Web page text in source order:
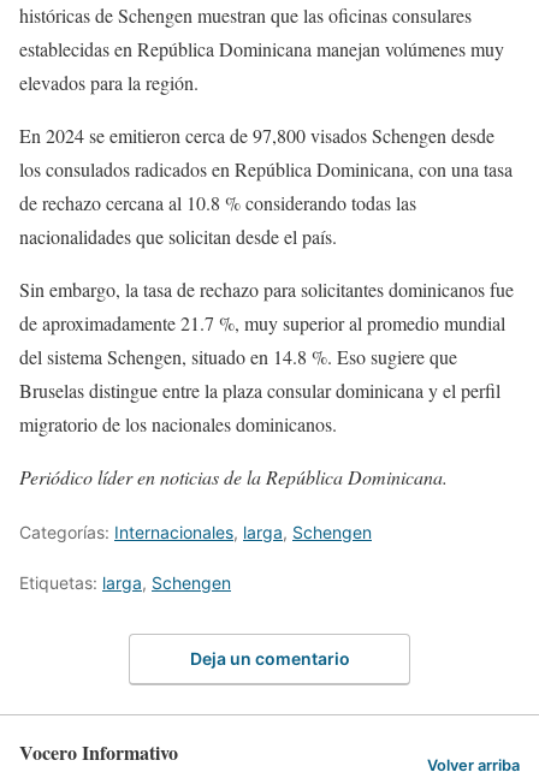
históricas de Schengen muestran que las oficinas consulares
establecidas en República Dominicana manejan volúmenes muy
elevados para la región.
En 2024 se emitieron cerca de 97,800 visados Schengen desde
los consulados radicados en República Dominicana, con una tasa
de rechazo cercana al 10.8 % considerando todas las
nacionalidades que solicitan desde el país.
Sin embargo, la tasa de rechazo para solicitantes dominicanos fue
de aproximadamente 21.7 %, muy superior al promedio mundial
del sistema Schengen, situado en 14.8 %. Eso sugiere que
Bruselas distingue entre la plaza consular dominicana y el perfil
migratorio de los nacionales dominicanos.
Periódico líder en noticias de la República Dominicana.
Categorías: Internacionales, larga, Schengen
Etiquetas: larga, Schengen
Deja un comentario
Vocero Informativo Volver arriba